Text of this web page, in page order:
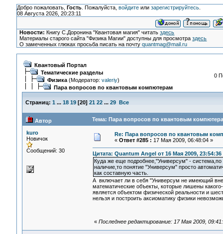
Добро пожаловать, Гость. Пожалуйста, войдитеили зарегистрируйтесь.
08 Августа 2026, 20:23:11
Новости: Книгу С.Доронина "Квантовая магия" читатьздесь
Материалы старого сайта "Физика Магии" доступны для просмотраздесь
О замеченных глюках просьба писать на почтуquantmag@mail.ru
Квантовый Портал
Тематические разделы
Физика(Модератор: valeriy)
Пара вопросов по квантовым компютерам
0
Страниц: 1 ... 18 19[20] 21 22 ... 29 Все
Автор Тема: Пара вопросов по квантовым
kuro
Новичок
Сообщений: 30
Re: Пара вопросов по квантовым
« Ответ #285 : 17 Мая 2009, 06:48:04 »
Цитата: Quantum Angel от 16 Мая 2009, 23:54:36
Куда же еще подробнее,"Универсум" -
наличие,то понятие "Универсум" просто
как составную часть.
А включает ли в себя "Универсум не имеющий
математические объекты, которые лишены
является объектом физической реальности и
нельзя и построить аксиоматику физики
« Последнее редактирование: 17 Мая 2009,